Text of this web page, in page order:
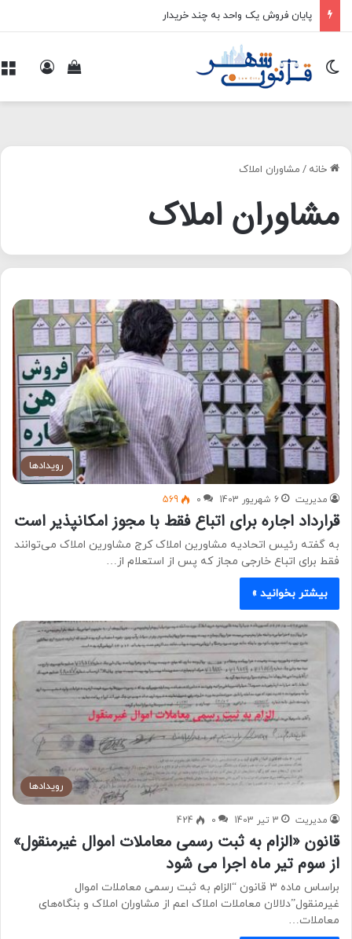
پایان فروش یک واحد به چند خریدار
مشاهده تغییر پوسته
خانه / مشاوران املاک
مشاوران املاک
رویدادها
مدیریت 6 شهریور 1403 0
569
قرارداد اجاره برای اتباع فقط با مجوز امکانپذیر است
به گفته رئیس اتحادیه مشاورین املاک کرج مشاورین املاک می‌توانند
فقط برای اتباع خارجی مجاز که پس از استعلام از…
بیشتر بخوانید »
رویدادها
مدیریت 3 تیر 1403 0
424
قانون «الزام به ثبت رسمی معاملات اموال غیرمنقول»
از سوم تیر ماه اجرا می شود
براساس ماده ۳ قانون “الزام به ثبت رسمی معاملات اموال
غیرمنقول”دلالان معاملات املاک اعم از مشاوران املاک و بنگاه‌های
معاملات…